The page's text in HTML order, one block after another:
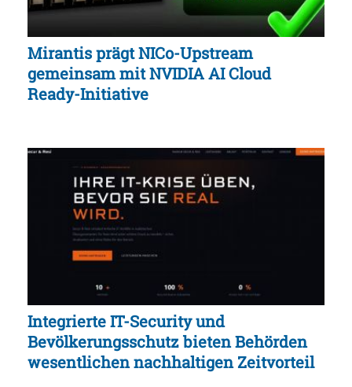
Mirantis prägt NICo-Upstream
gemeinsam mit NVIDIA AI Cloud
Ready-Initiative
Integrierte IT-Security und
Bevölkerungsschutz bieten Behörden
wesentlichen nachhaltigen Zeitvorteil